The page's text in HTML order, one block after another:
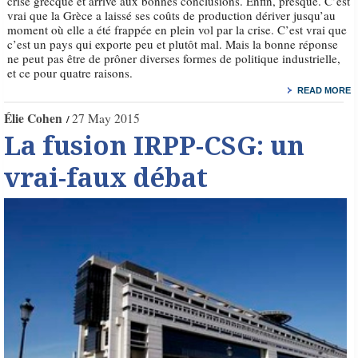
vrai que la Grèce a laissé ses coûts de production dériver jusqu’au
moment où elle a été frappée en plein vol par la crise. C’est vrai que
c’est un pays qui exporte peu et plutôt mal. Mais la bonne réponse
ne peut pas être de prôner diverses formes de politique industrielle,
et ce pour quatre raisons.
READ MORE
Élie Cohen 27 May 2015
La fusion IRPP-CSG: un
vrai-faux débat